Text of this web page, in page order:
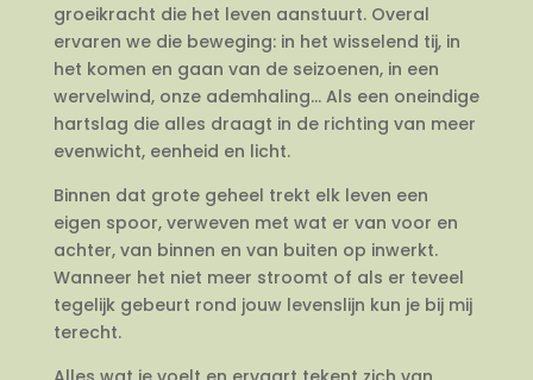
groeikracht die het leven aanstuurt. Overal
ervaren we die beweging: in het wisselend tij, in
het komen en gaan van de seizoenen, in een
wervelwind, onze ademhaling… Als een oneindige
hartslag die alles draagt in de richting van meer
evenwicht, eenheid en licht.
Binnen dat grote geheel trekt elk leven een
eigen spoor, verweven met wat er van voor en
achter, van binnen en van buiten op inwerkt.
Wanneer het niet meer stroomt of als er teveel
tegelijk gebeurt rond jouw levenslijn kun je bij mij
terecht.